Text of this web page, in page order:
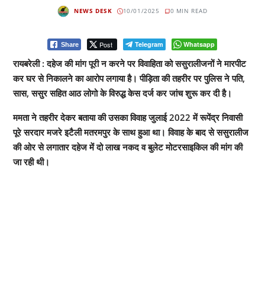
NEWS DESK 10/01/2025 0 MIN READ
Share Post Telegram Whatsapp
रायबरेली : दहेज की मांग पूरी न करने पर विवाहिता को ससुरालीजनों ने मारपीट
कर घर से निकालने का आरोप लगाया है। पीड़िता की तहरीर पर पुलिस ने पति,
सास, ससुर सहित आठ लोगो के विरुद्ध केस दर्ज कर जांच शुरू कर दी है।
ममता ने तहरीर देकर बताया की उसका विवाह जुलाई 2022 में रूपेंद्र निवासी
पूरे सरदार मजरे इटैली मतरमपुर के साथ हुआ था। विवाह के बाद से ससुरालीज
की ओर से लगातार दहेज में दो लाख नकद व बुलेट मोटरसाइकिल की मांग की
जा रही थी।